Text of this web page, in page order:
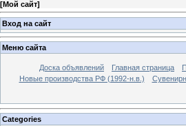
[Мой сайт]
Вход на сайт
Меню сайта
Доска объявлений Главная страница
Новые производства РФ (1992-н.в.)
Categories